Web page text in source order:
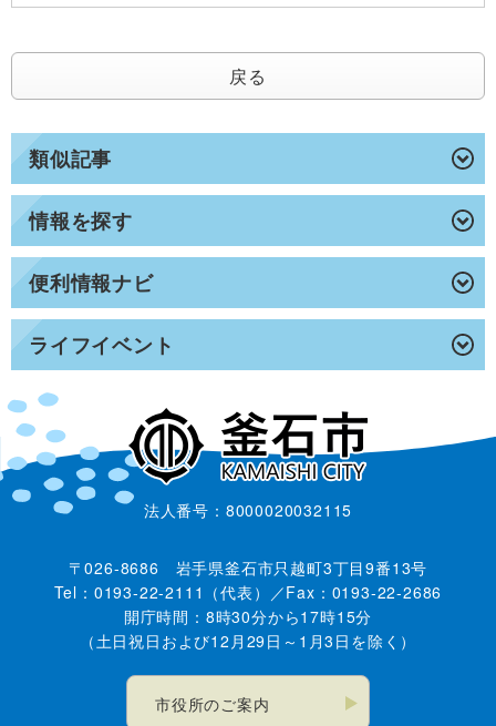
類似記事
情報を探す
便利情報ナビ
ライフイベント
戻る
法人番号：8000020032115
〒026-8686 岩手県釜石市只越町3丁目9番13号
Tel：0193-22-2111（代表）／Fax：0193-22-2686
開庁時間：8時30分から17時15分
（土日祝日および12月29日～1月3日を除く）
市役所のご案内